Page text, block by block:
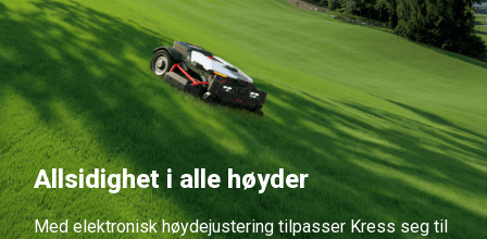
Allsidighet i alle høyder
Med elektronisk høydejustering tilpasser Kress seg til